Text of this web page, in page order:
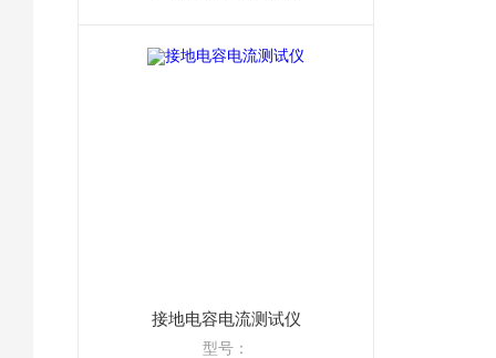
接地电容电流测试仪
型号：